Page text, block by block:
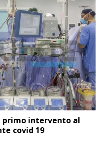
primo intervento al
covid 19